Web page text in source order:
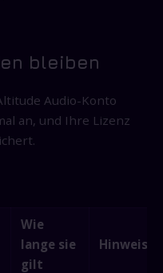
bleiben
Audio-Konto
an, und Ihre Lizenz
Wie
lange sie
gilt
Hinweise